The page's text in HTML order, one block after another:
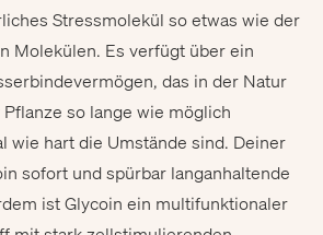
Stressmolekül so etwas wie der
Molekülen. Es verfügt über ein
das in der Natur
so lange wie möglich
wie hart die Umstände sind. Deiner
sofort und spürbar langanhaltende
ist Glycoin ein multifunktionaler